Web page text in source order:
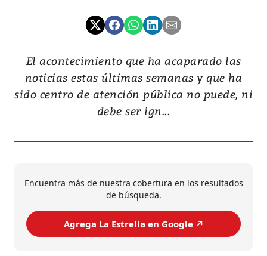
El acontecimiento que ha acaparado las
noticias estas últimas semanas y que ha
sido centro de atención pública no puede, ni
debe ser ign...
Encuentra más de nuestra cobertura en los resultados
de búsqueda.
Agrega La Estrella en Google ↗️